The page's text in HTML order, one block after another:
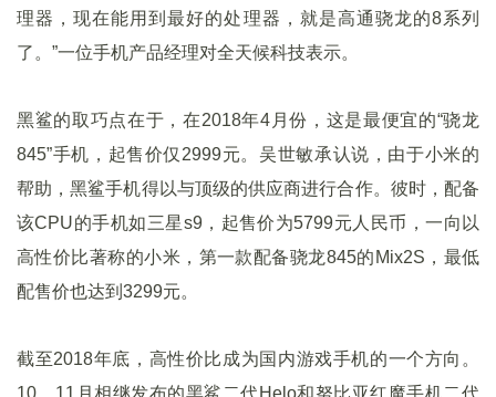
理器，现在能用到最好的处理器，就是高通骁龙的8系列
了。”一位手机产品经理对全天候科技表示。
黑鲨的取巧点在于，在2018年4月份，这是最便宜的“骁龙
845”手机，起售价仅2999元。吴世敏承认说，由于小米的
帮助，黑鲨手机得以与顶级的供应商进行合作。彼时，配备
该CPU的手机如三星s9，起售价为5799元人民币，一向以
高性价比著称的小米，第一款配备骁龙845的Mix2S，最低
配售价也达到3299元。
截至2018年底，高性价比成为国内游戏手机的一个方向。